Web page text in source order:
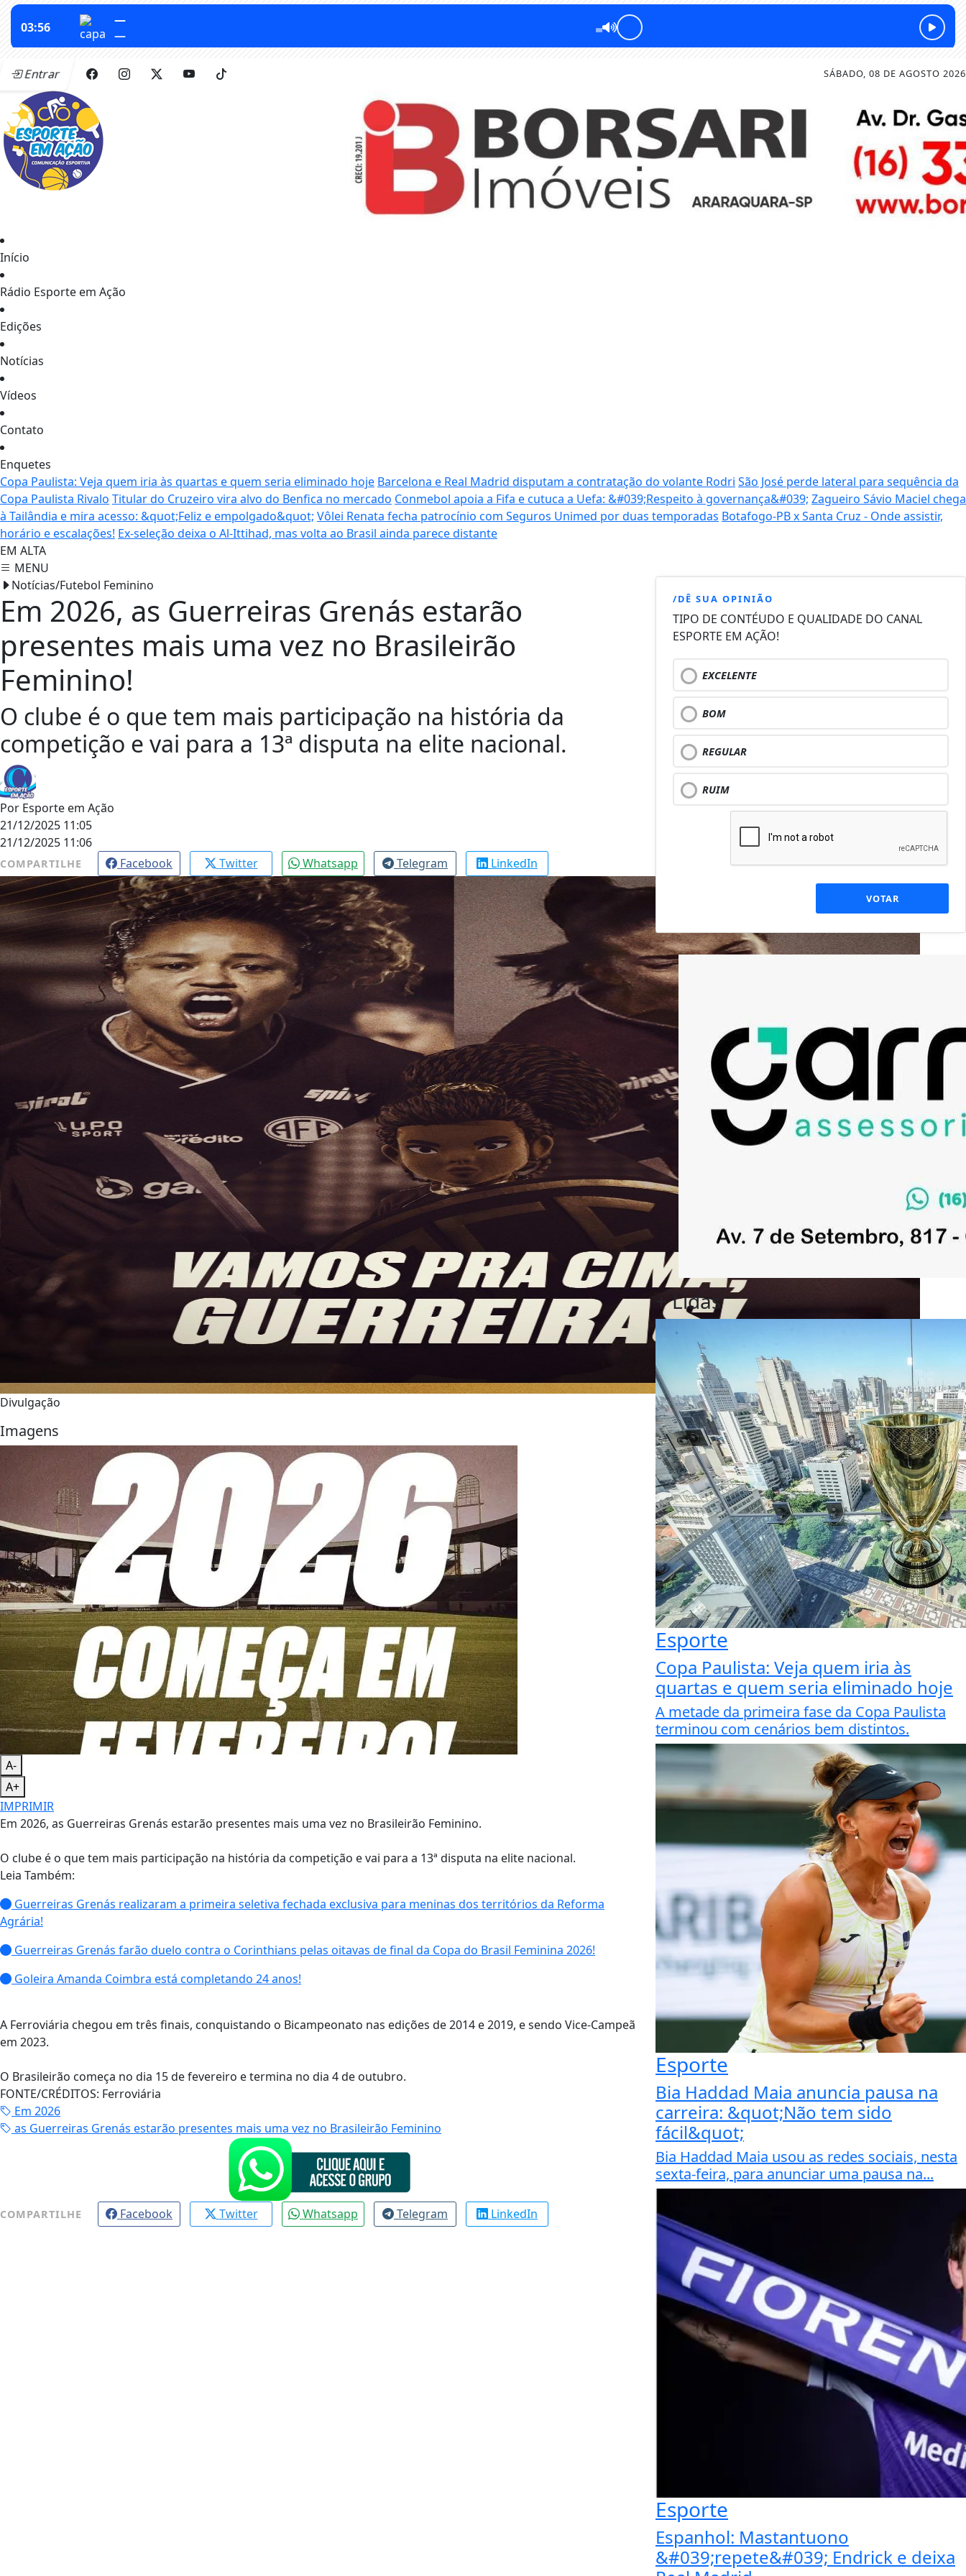
Entrar SÁBADO, 08 DE AGOSTO 2026
Início
Rádio Esporte em Ação
Edições
Notícias
Vídeos
Contato
Enquetes
Copa Paulista: Veja quem iria às quartas e quem seria eliminado hoje Barcelona e Real Madrid disputam a contratação do volante Rodri São José perde lateral para sequência da
Copa Paulista Rivalo Titular do Cruzeiro vira alvo do Benfica no mercado Conmebol apoia a Fifa e cutuca a Uefa: &#039;Respeito à governança&#039; Zagueiro Sávio Maciel chega
à Tailândia e mira acesso: &quot;Feliz e empolgado&quot; Vôlei Renata fecha patrocínio com Seguros Unimed por duas temporadas Botafogo-PB x Santa Cruz - Onde assistir,
horário e escalações! Ex-seleção deixa o Al-Ittihad, mas volta ao Brasil ainda parece distante
EM ALTA
MENU
Notícias/Futebol Feminino
Em 2026, as Guerreiras Grenás estarão
presentes mais uma vez no Brasileirão
Feminino!
O clube é o que tem mais participação na história da
competição e vai para a 13ª disputa na elite nacional.
Por Esporte em Ação
21/12/2025 11:05
21/12/2025 11:06
COMPARTILHE Facebook Twitter Whatsapp Telegram LinkedIn
Divulgação
Imagens
A-
A+
IMPRIMIR
Em 2026, as Guerreiras Grenás estarão presentes mais uma vez no Brasileirão Feminino.
O clube é o que tem mais participação na história da competição e vai para a 13ª disputa na elite nacional.
Leia Também:
Guerreiras Grenás realizaram a primeira seletiva fechada exclusiva para meninas dos territórios da Reforma
Agrária!
Guerreiras Grenás farão duelo contra o Corinthians pelas oitavas de final da Copa do Brasil Feminina 2026!
Goleira Amanda Coimbra está completando 24 anos!
A Ferroviária chegou em três finais, conquistando o Bicampeonato nas edições de 2014 e 2019, e sendo Vice-Campeã
em 2023.
O Brasileirão começa no dia 15 de fevereiro e termina no dia 4 de outubro.
FONTE/CRÉDITOS: Ferroviária
Em 2026
as Guerreiras Grenás estarão presentes mais uma vez no Brasileirão Feminino
COMPARTILHE Facebook Twitter Whatsapp Telegram LinkedIn
/DÊ SUA OPINIÃO
TIPO DE CONTÉUDO E QUALIDADE DO CANAL
ESPORTE EM AÇÃO!
EXCELENTE
BOM
REGULAR
RUIM
VOTAR
+Lidas
Esporte
Copa Paulista: Veja quem iria às
quartas e quem seria eliminado hoje
A metade da primeira fase da Copa Paulista
terminou com cenários bem distintos.
Esporte
Bia Haddad Maia anuncia pausa na
carreira: &quot;Não tem sido
fácil&quot;
Bia Haddad Maia usou as redes sociais, nesta
sexta-feira, para anunciar uma pausa na...
Esporte
Espanhol: Mastantuono
&#039;repete&#039; Endrick e deixa